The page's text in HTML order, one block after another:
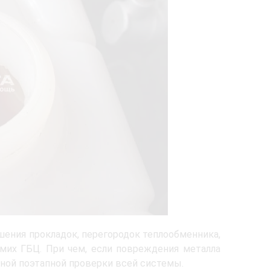
прокладок, перегородок теплообменника,
ГБЦ. При чем, если повреждения металла
поэтапной проверки всей системы.